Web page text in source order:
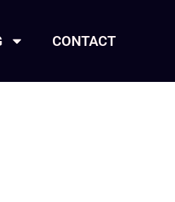
CONTACT